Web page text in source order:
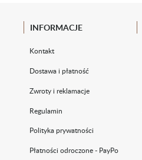
INFORMACJE
Kontakt
Dostawa i płatność
Zwroty i reklamacje
Regulamin
Polityka prywatności
Płatności odroczone - PayPo